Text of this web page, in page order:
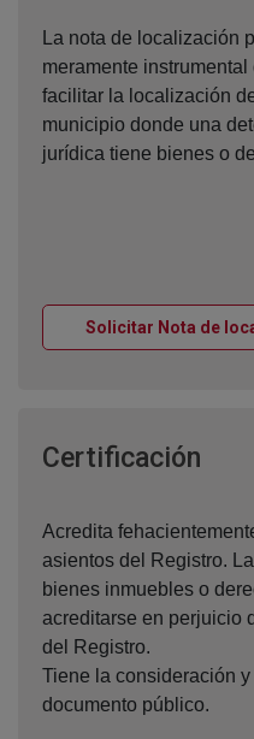
La nota de localización
meramente
facilitar la localización
municipio donde una
jurídica tiene bienes o
Solicitar Nota de
Certificación
Acredita
asientos del Registro.
bienes inmuebles o
acreditarse en perjuicio
del Registro.
Tiene la consideración
documento público.